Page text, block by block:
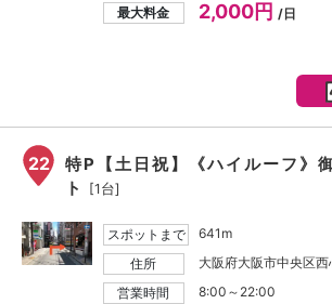
最大料金 2,000円/日
22
特P【土日祝】《ハイルーフ》
ト
[1台]
スポットまで
641m
住所
大阪府大阪市中央区
営業時間
8:00～22:00